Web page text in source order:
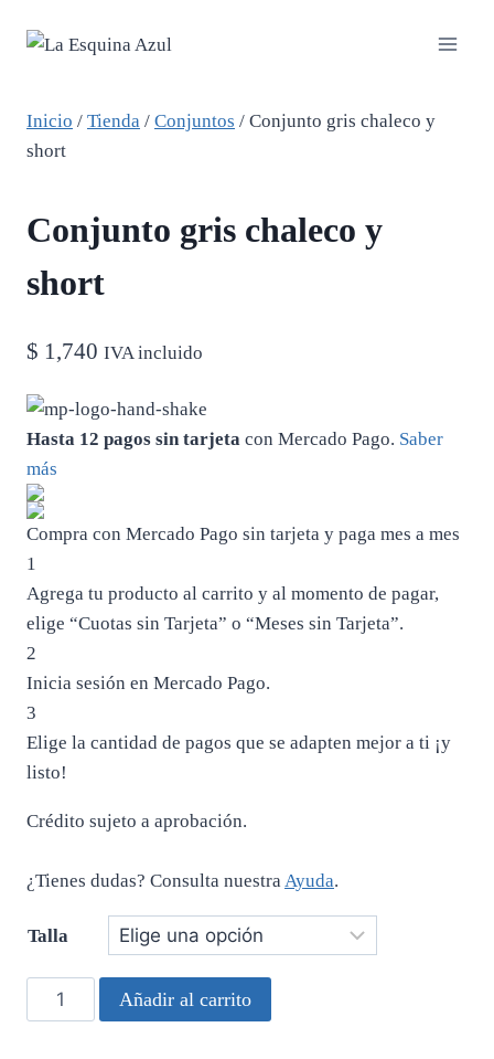
Inicio / Tienda / Conjuntos / Conjunto gris chaleco y
short
Conjunto gris chaleco y
short
$ 1,740 IVA incluido
Hasta 12 pagos sin tarjeta con Mercado Pago. Saber
más
Compra con Mercado Pago sin tarjeta y paga mes a mes
1
Agrega tu producto al carrito y al momento de pagar,
elige “Cuotas sin Tarjeta” o “Meses sin Tarjeta”.
2
Inicia sesión en Mercado Pago.
3
Elige la cantidad de pagos que se adapten mejor a ti ¡y
listo!
Crédito sujeto a aprobación.
¿Tienes dudas? Consulta nuestra Ayuda.
Talla
Conjunto
gris
Añadir al carrito